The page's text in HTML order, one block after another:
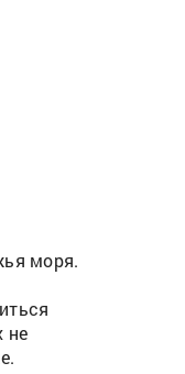
моря.
не